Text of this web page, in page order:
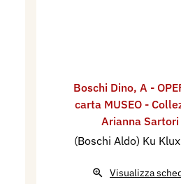
Boschi Dino, A -
carta MUSEO -
Arianna Sartori
(Boschi Aldo) Ku
Visualizza